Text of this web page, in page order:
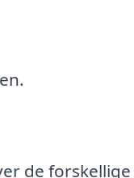
de forskellige